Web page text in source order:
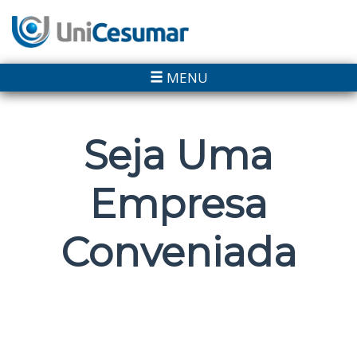
MENU
Seja Uma
Empresa
Conveniada